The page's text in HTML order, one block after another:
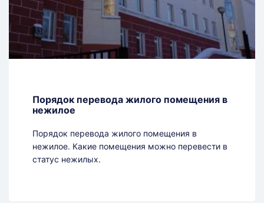
Порядок перевода жилого помещения в
нежилое
Порядок перевода жилого помещения в
нежилое. Какие помещения можно перевести в
статус нежилых.